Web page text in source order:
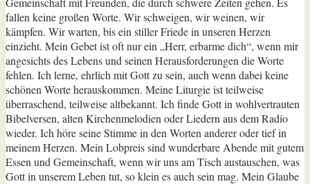
fallen keine großen Worte. Wir schweigen, wir weinen, wir
kämpfen. Wir warten, bis ein stiller Friede in unseren Herzen
einzieht. Mein Gebet ist oft nur ein „Herr, erbarme dich“, wenn mir
angesichts des Lebens und seinen Herausforderungen die Worte
fehlen. Ich lerne, ehrlich mit Gott zu sein, auch wenn dabei keine
schönen Worte herauskommen. Meine Liturgie ist teilweise
überraschend, teilweise altbekannt. Ich finde Gott in wohlvertrauten
Bibelversen, alten Kirchenmelodien oder Liedern aus dem Radio
wieder. Ich höre seine Stimme in den Worten anderer oder tief in
meinem Herzen. Mein Lobpreis sind wunderbare Abende mit gutem
Essen und Gemeinschaft, wenn wir uns am Tisch austauschen, was
Gott in unserem Leben tut, so klein es auch sein mag. Mein Glaube